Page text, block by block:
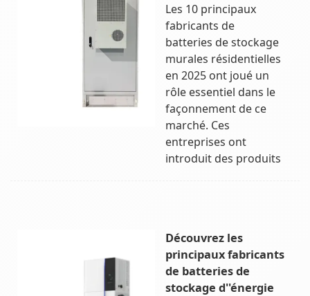
Les 10 principaux
fabricants de
batteries de stockage
murales résidentielles
en 2025 ont joué un
rôle essentiel dans le
façonnement de ce
marché. Ces
entreprises ont
introduit des produits
Découvrez les
principaux fabricants
de batteries de
stockage d''énergie